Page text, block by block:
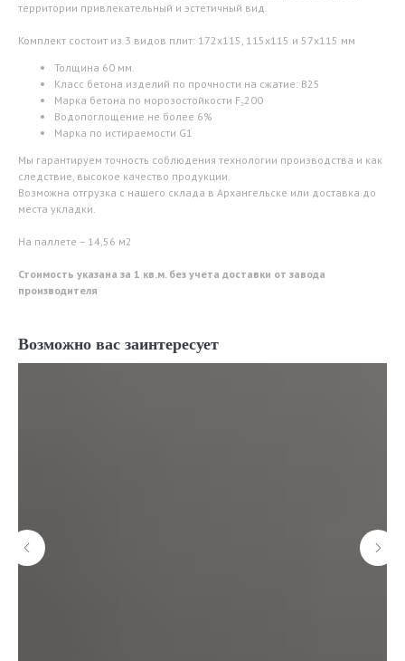
территории привлекательный и эстетичный вид.
Комплект состоит из 3 видов плит: 172х115, 115х115 и 57х115 мм
Толщина 60 мм.
Класс бетона изделий по прочности на сжатие: В25
Марка бетона по морозостойкости F₂200
Водопоглощение не более 6%
Марка по истираемости G1
Мы гарантируем точность соблюдения технологии производства и как
следствие, высокое качество продукции.
Возможна отгрузка с нашего склада в Архангельске или доставка до
места укладки.
На паллете – 14,56 м2
Стоимость указана за 1 кв.м. без учета доставки от завода
производителя
Возможно вас заинтересует